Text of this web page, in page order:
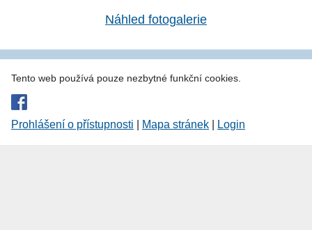
Náhled fotogalerie
Tento web používá pouze nezbytné funkční cookies.
Prohlášení o přístupnosti Mapa stránek Login